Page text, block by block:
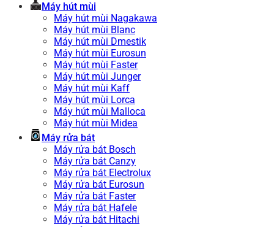
Máy hút mùi
Máy hút mùi Nagakawa
Máy hút mùi Blanc
Máy hút mùi Dmestik
Máy hút mùi Eurosun
Máy hút mùi Faster
Máy hút mùi Junger
Máy hút mùi Kaff
Máy hút mùi Lorca
Máy hút mùi Malloca
Máy hút mùi Midea
Máy rửa bát
Máy rửa bát Bosch
Máy rửa bát Canzy
Máy rửa bát Electrolux
Máy rửa bát Eurosun
Máy rửa bát Faster
Máy rửa bát Hafele
Máy rửa bát Hitachi